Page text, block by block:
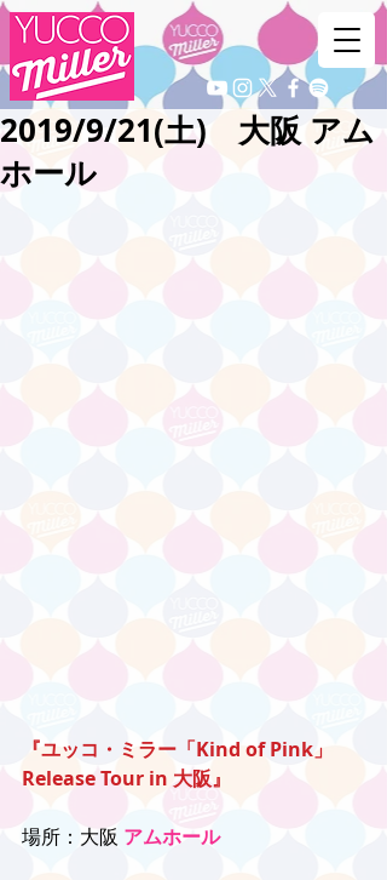
2019/9/21(土) 大阪 アム
ホール
『ユッコ・ミラー「Kind of Pink」
Release Tour in 大阪』
場所：大阪 アムホール